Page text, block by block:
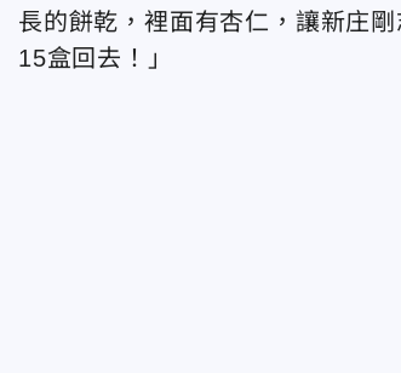
長的餅乾，裡面有杏仁，讓新庄
15盒回去！」